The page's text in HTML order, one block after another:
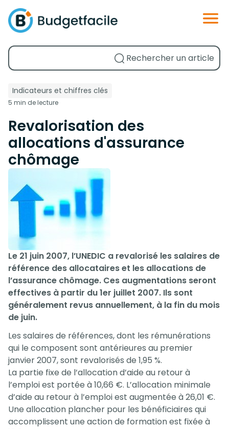
Indicateurs et chiffres clés
5 min de lecture
Revalorisation des
allocations d'assurance
chômage
Le 21 juin 2007, l’UNEDIC a revalorisé les salaires de
référence des allocataires et les allocations de
l’assurance chômage. Ces augmentations seront
effectives à partir du 1er juillet 2007. Ils sont
généralement revus annuellement, à la fin du mois
de juin.
Les salaires de références, dont les rémunérations
qui le composent sont antérieures au premier
janvier 2007, sont revalorisés de 1,95 %.
La partie fixe de l’allocation d’aide au retour à
l’emploi est portée à 10,66 €. L’allocation minimale
d’aide au retour à l’emploi est augmentée à 26,01 €.
Une allocation plancher pour les bénéficiaires qui
accomplissent une action de formation est fixée à